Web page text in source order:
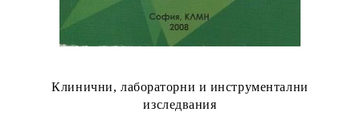
Клинични, лабораторни и инструментални
изследвания